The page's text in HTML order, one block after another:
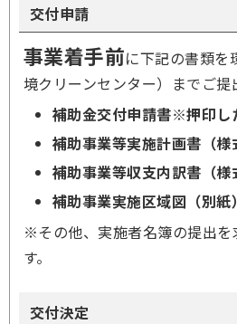
交付申請
事業着手前に下記の書類を
境クリーンセンター）までご提
補助金交付申請書※押印し
補助事業等実施計画書（様
補助事業等収支内訳書（様
補助事業実施区域図（別紙）
※その他、実施者名簿の提出を
す。
交付決定